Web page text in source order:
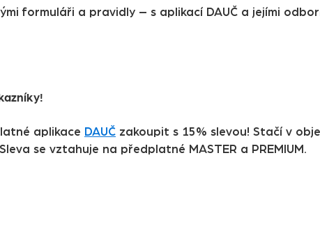
formuláři a pravidly – s aplikací DAUČ a jejími
aplikace DAUČ zakoupit s 15% slevou! Stačí v
se vztahuje na předplatné MASTER a PREMIUM.